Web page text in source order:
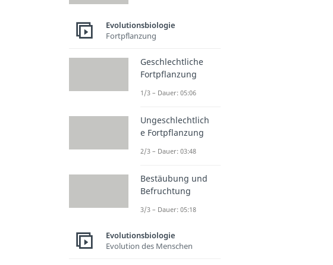
Evolutionsbiologie
Fortpflanzung
Geschlechtliche
Fortpflanzung
1/3 – Dauer: 05:06
Ungeschlechtlich
e Fortpflanzung
2/3 – Dauer: 03:48
Bestäubung und
Befruchtung
3/3 – Dauer: 05:18
Evolutionsbiologie
Evolution des Menschen